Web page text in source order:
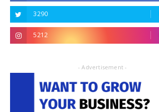
3290
5212
- Advertisement -